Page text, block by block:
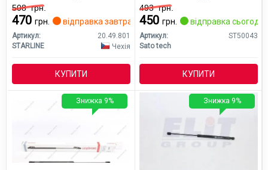
508грн.
470 грн. відправка завтра
Артикул:
20.49.801
STARLINE
Чехія
КУПИТИ
493грн.
450 грн. відправка сьогодні
Артикул:
ST50043
Sato tech
КУПИТИ
Знижка 9% Знижка 9%